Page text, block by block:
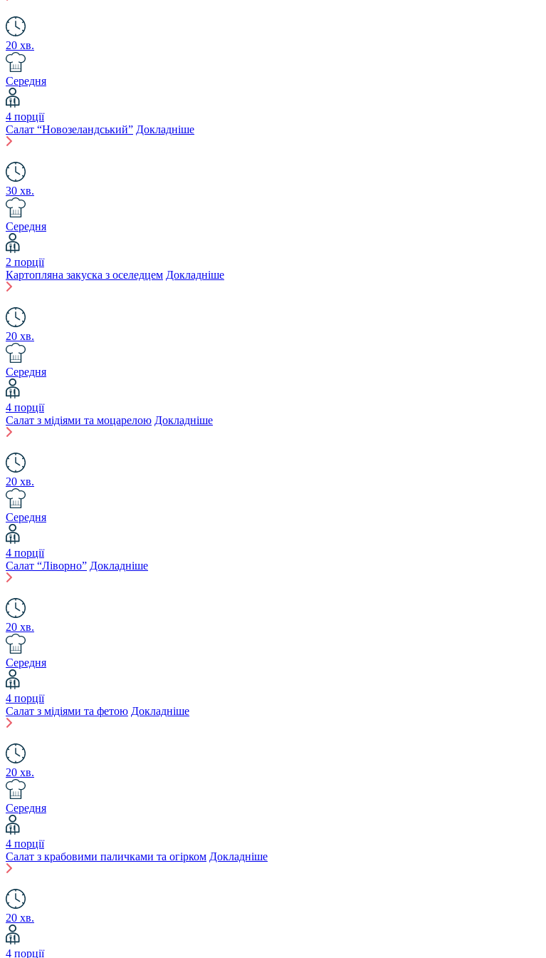
20 хв.
Середня
4 порції
Салат “Новозеландський” Докладніше
30 хв.
Середня
2 порції
Картопляна закуска з оселедцем Докладніше
20 хв.
Середня
4 порції
Салат з мідіями та моцарелою Докладніше
20 хв.
Середня
4 порції
Салат “Ліворно” Докладніше
20 хв.
Середня
4 порції
Салат з мідіями та фетою Докладніше
20 хв.
Середня
4 порції
Салат з крабовими паличками та огірком Докладніше
20 хв.
4 порції